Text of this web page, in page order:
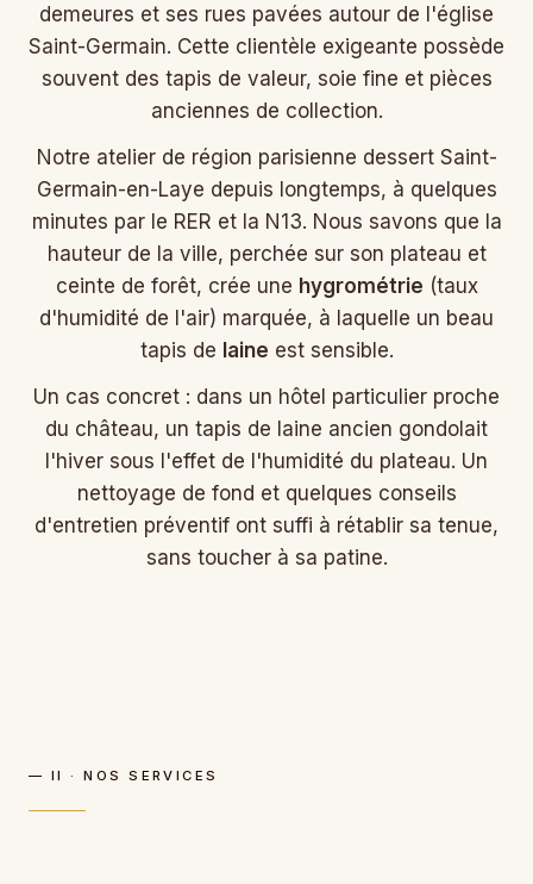
demeures et ses rues pavées autour de l'église
Saint-Germain. Cette clientèle exigeante possède
souvent des tapis de valeur, soie fine et pièces
anciennes de collection.
Notre atelier de région parisienne dessert Saint-
Germain-en-Laye depuis longtemps, à quelques
minutes par le RER et la N13. Nous savons que la
hauteur de la ville, perchée sur son plateau et
ceinte de forêt, crée une hygrométrie (taux
d'humidité de l'air) marquée, à laquelle un beau
tapis de laine est sensible.
Un cas concret : dans un hôtel particulier proche
du château, un tapis de laine ancien gondolait
l'hiver sous l'effet de l'humidité du plateau. Un
nettoyage de fond et quelques conseils
d'entretien préventif ont suffi à rétablir sa tenue,
sans toucher à sa patine.
— II · NOS SERVICES